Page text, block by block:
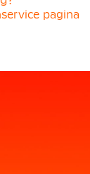
pagina